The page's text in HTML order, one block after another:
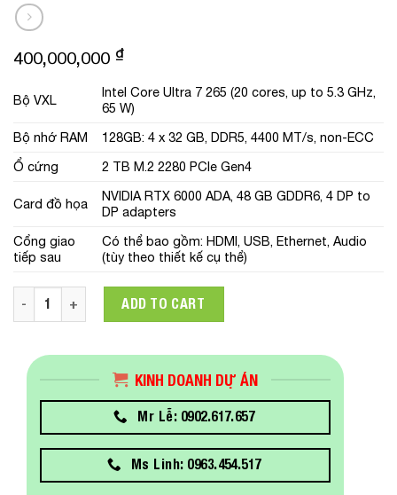
400,000,000 ₫
Bộ VXL
Intel Core Ultra 7 265 (20 cores, up to 5.3 GHz,
65 W)
Bộ nhớ RAM
128GB: 4 x 32 GB, DDR5, 4400 MT/s, non-ECC
Ổ cứng
2 TB M.2 2280 PCIe Gen4
Card đồ họa
NVIDIA RTX 6000 ADA, 48 GB GDDR6, 4 DP to
DP adapters
Cổng giao
tiếp sau
Có thể bao gồm: HDMI, USB, Ethernet, Audio
(tùy theo thiết kế cụ thể)
Máy tính để bàn Dell Pro Max Tower T2 FCT2250 CTO Base
ADD TO CART
KINH DOANH DỰ ÁN
Mr Lễ: 0902.617.657
Ms Linh: 0963.454.517